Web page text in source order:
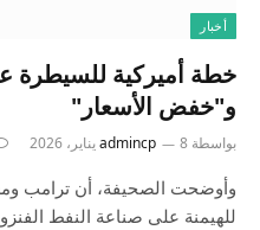
أخبار
خطة أميركية للسيطرة
و"خفض الأسعار"
بواسطة admincp 8 يناير، 2026
وأوضحت الصحيفة، أن ترامب
للهيمنة على صناعة النفط